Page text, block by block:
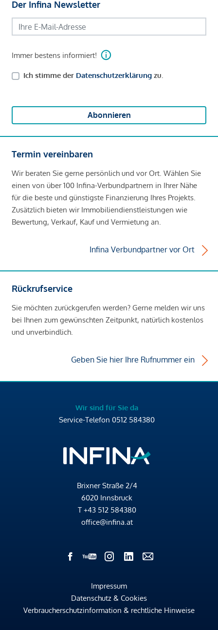
Der Infina Newsletter
Immer bestens informiert!
Ich stimme der Datenschutzerklärung zu.
Abonnieren
Termin vereinbaren
Wir beraten Sie gerne persönlich und vor Ort. Wählen Sie
einen von über 100 Infina-Verbundpartnern in Ihrer Nähe
für die beste und günstigste Finanzierung Ihres Projekts.
Zusätzlich bieten wir Immobiliendienstleistungen wie
Bewertung, Verkauf, Kauf und Vermietung an.
Infina Verbundpartner vor Ort
Rückrufservice
Sie möchten zurückgerufen werden? Gerne melden wir uns
bei Ihnen zum gewünschten Zeitpunkt, natürlich kostenlos
und unverbindlich.
Geben Sie hier Ihre Rufnummer ein
Wir sind für Sie da
Service-Telefon 0512 584380
Brixner Straße 2/4
6020 Innsbruck
T +43 512 584380
office@infina.at
Impressum
Datenschutz & Cookies
Verbraucherschutzinformation & rechtliche Hinweise